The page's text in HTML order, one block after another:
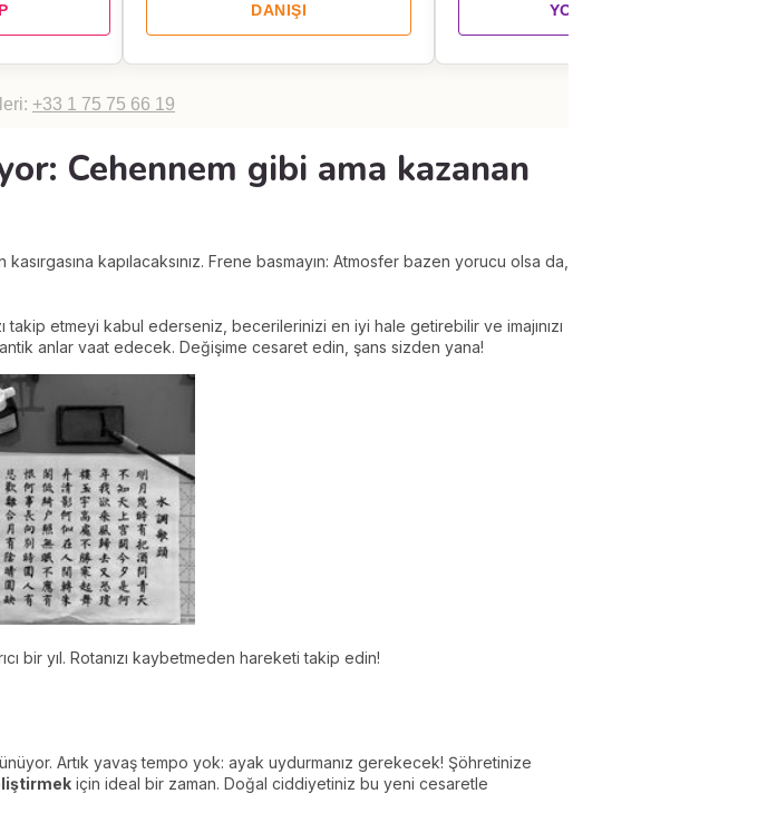
DANIŞI YORUMLA
+33 1 75 75 66 19
Cehennem gibi ama kazanan
kasırgasına kapılacaksınız. Frene basmayın: Atmosfer bazen yorucu olsa da,
takip etmeyi kabul ederseniz, becerilerinizi en iyi hale getirebilir ve imajınızı
anlar vaat edecek. Değişime cesaret edin, şans sizden yana!
bir yıl. Rotanızı kaybetmeden hareketi takip edin!
Artık yavaş tempo yok: ayak uydurmanız gerekecek! Şöhretinize
için ideal bir zaman. Doğal ciddiyetiniz bu yeni cesaretle